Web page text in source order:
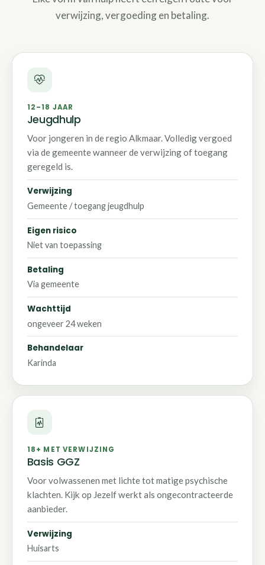
verwijzing, vergoeding en betaling.
12–18 JAAR
Jeugdhulp
Voor jongeren in de regio Alkmaar. Volledig vergoed
via de gemeente wanneer de verwijzing of toegang
geregeld is.
Verwijzing
Gemeente / toegang jeugdhulp
Eigen risico
Niet van toepassing
Betaling
Via gemeente
Wachttijd
ongeveer 24 weken
Behandelaar
Karinda
18+ MET VERWIJZING
Basis GGZ
Voor volwassenen met lichte tot matige psychische
klachten. Kijk op Jezelf werkt als ongecontracteerde
aanbieder.
Verwijzing
Huisarts